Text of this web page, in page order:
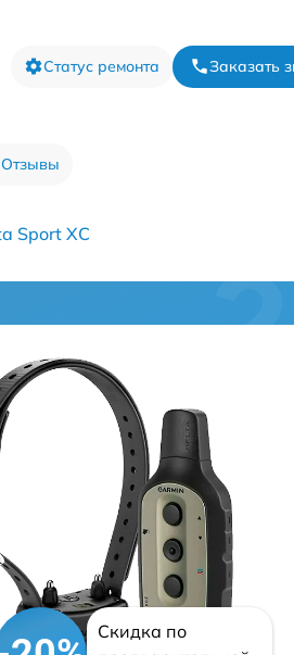
Статус ремонта Заказать
Отзывы
Sport XC
Скидка по